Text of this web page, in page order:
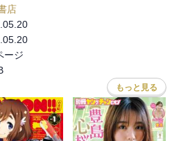
店
ージ
もっと見る